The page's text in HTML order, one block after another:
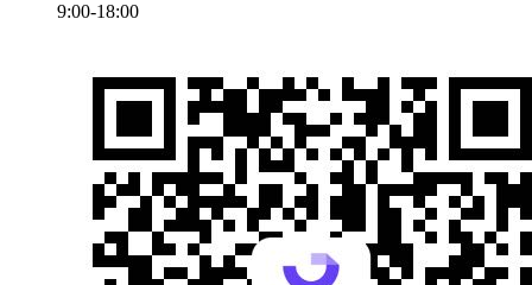
9:00-18:00